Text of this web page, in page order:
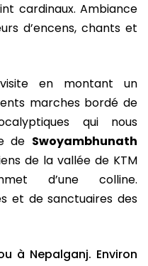
cardinaux. Ambiance
d’encens, chants et
en montant un
marches bordé de
qui nous
de Swoyambhunath
de la vallée de KTM
d’une colline.
et de sanctuaires des
à Nepalganj. Environ